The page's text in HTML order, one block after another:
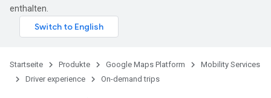
enthalten.
Startseite Produkte Google Maps Platform
Mobility Services
Driver experience
On-demand trips